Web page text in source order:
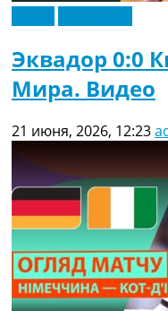
Эквадор 0:0
Мира. Видео
21 июня, 2026, 12:23